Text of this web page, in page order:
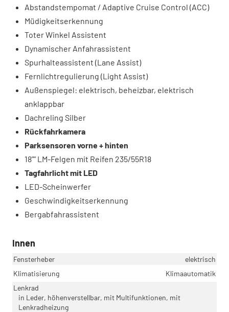
Abstandstempomat / Adaptive Cruise Control (ACC)
Müdigkeitserkennung
Toter Winkel Assistent
Dynamischer Anfahrassistent
Spurhalteassistent (Lane Assist)
Fernlichtregulierung (Light Assist)
Außenspiegel: elektrisch, beheizbar, elektrisch
anklappbar
Dachreling Silber
Rückfahrkamera
Parksensoren vorne + hinten
18"" LM-Felgen mit Reifen 235/55R18
Tagfahrlicht mit LED
LED-Scheinwerfer
Geschwindigkeitserkennung
Bergabfahrassistent
Innen
Fensterheber
elektrisch
Klimatisierung
Klimaautomatik
Lenkrad
in Leder, höhenverstellbar, mit Multifunktionen, mit
Lenkradheizung